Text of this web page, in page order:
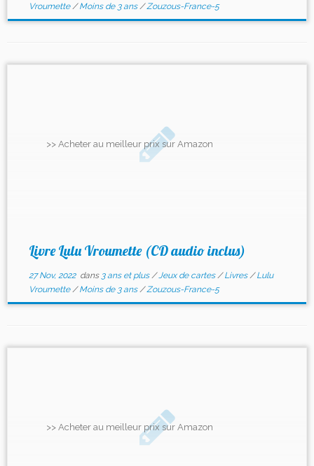
Vroumette/Moins de 3 ans/Zouzous-France-5
>> Acheter au meilleur prix sur Amazon
Livre Lulu Vroumette (CD audio inclus)
27 Nov, 2022dans 3 ans et plus/Jeux de cartes/Livres/Lulu
Vroumette/Moins de 3 ans/Zouzous-France-5
>> Acheter au meilleur prix sur Amazon